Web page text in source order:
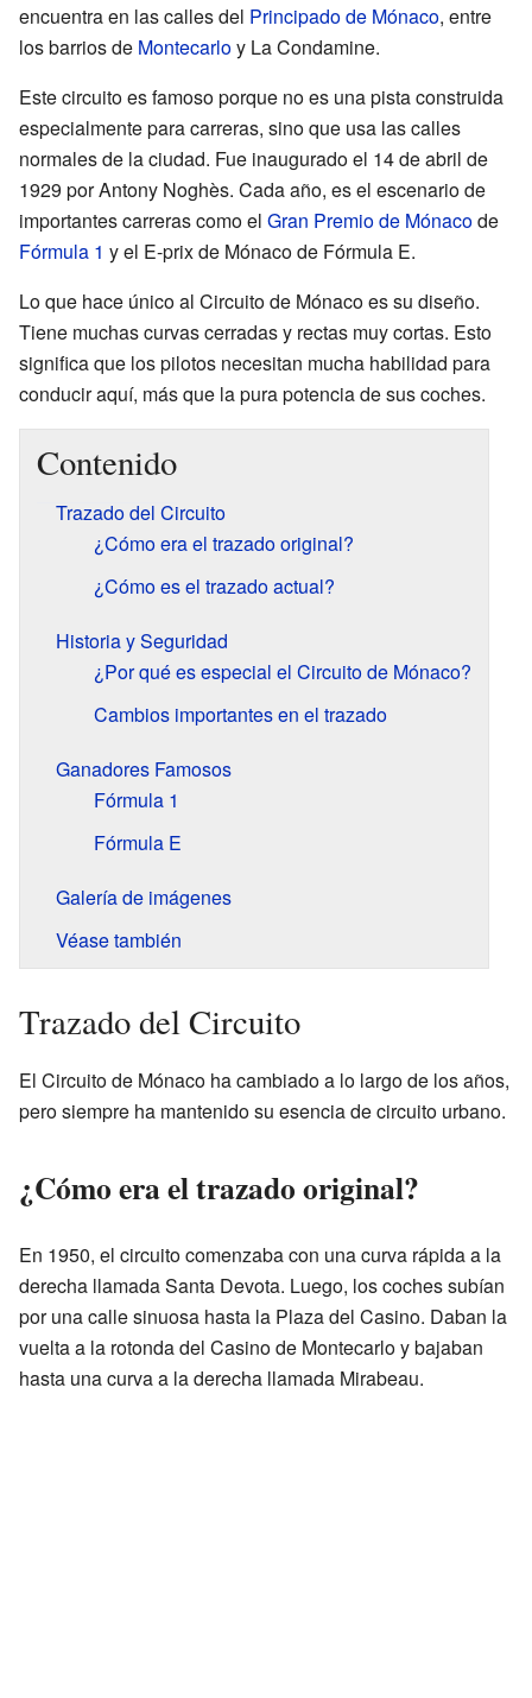
encuentra en las calles del Principado de Mónaco, entre
los barrios de Montecarloy La Condamine.
Este circuito es famoso porque no es una pista construida
especialmente para carreras, sino que usa las calles
normales de la ciudad. Fue inaugurado el 14 de abril de
1929 por Antony Noghès. Cada año, es el escenario de
importantes carreras como el Gran Premio de Mónacode
Fórmula 1 y el E-prix de Mónaco de Fórmula E.
Lo que hace único al Circuito de Mónaco es su diseño.
Tiene muchas curvas cerradas y rectas muy cortas. Esto
significa que los pilotos necesitan mucha habilidad para
conducir aquí, más que la pura potencia de sus coches.
Contenido
Trazado del Circuito
¿Cómo era el trazado original?
¿Cómo es el trazado actual?
Historia y Seguridad
¿Por qué es especial el Circuito de Mónaco?
Cambios importantes en el trazado
Ganadores Famosos
Fórmula 1
Fórmula E
Galería de imágenes
Véase también
Trazado del Circuito
El Circuito de Mónaco ha cambiado a lo largo de los años,
pero siempre ha mantenido su esencia de circuito urbano.
¿Cómo era el trazado original?
En 1950, el circuito comenzaba con una curva rápida a la
derecha llamada Santa Devota. Luego, los coches subían
por una calle sinuosa hasta la Plaza del Casino. Daban la
vuelta a la rotonda del Casino de Montecarlo y bajaban
hasta una curva a la derecha llamada Mirabeau.